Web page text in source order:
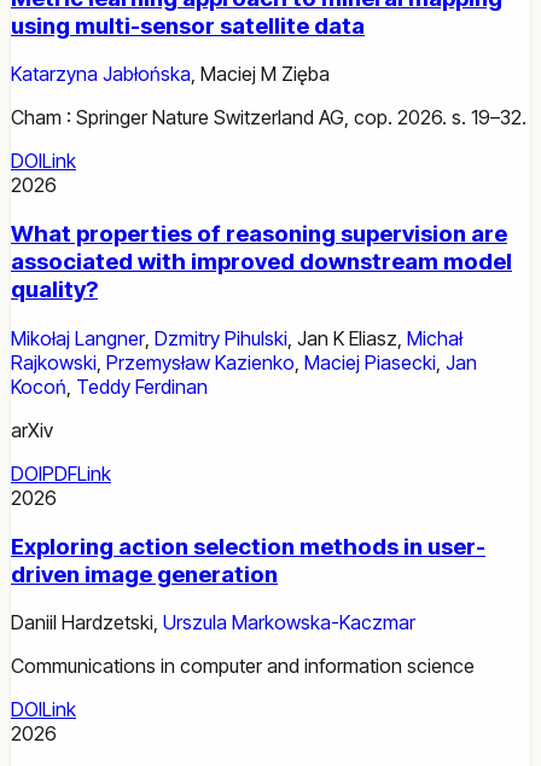
using multi-sensor satellite data
Katarzyna Jabłońska, Maciej M Zięba
Cham : Springer Nature Switzerland AG, cop. 2026. s. 19–32.
DOILink
2026
What properties of reasoning supervision are
associated with improved downstream model
quality?
Mikołaj Langner, Dzmitry Pihulski Jan K Eliasz Michał
Rajkowski Przemysław Kazienko Maciej Piasecki Jan
Kocoń Teddy Ferdinan
arXiv
DOIPDFLink
2026
Exploring action selection methods in user-
driven image generation
Daniil Hardzetski, Urszula Markowska-Kaczmar
Communications in computer and information science
DOILink
2026